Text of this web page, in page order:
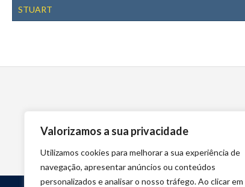
Valorizamos a sua privacidade
Utilizamos cookies para melhorar a sua experiência de
navegação, apresentar anúncios ou conteúdos
personalizados e analisar o nosso tráfego. Ao clicar em
STUART